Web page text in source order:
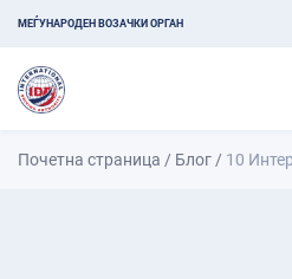
МЕЃУНАРОДЕН ВОЗАЧКИ ОРГАН
Почетна страница / Блог / 10